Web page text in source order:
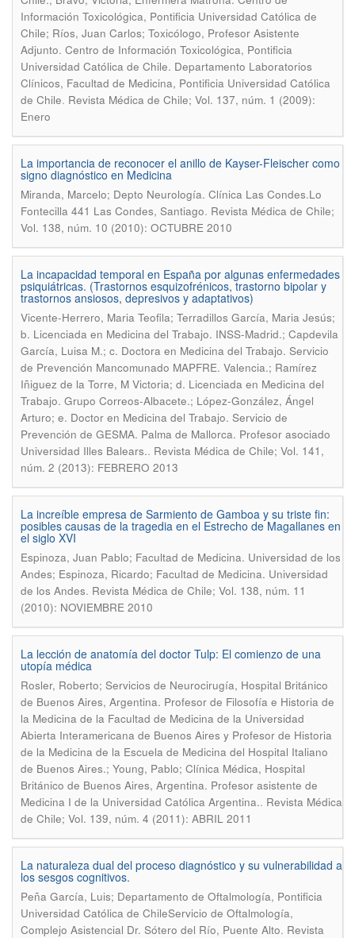
Información Toxicológica, Pontificia Universidad Católica de
Chile; Ríos, Juan Carlos; Toxicólogo, Profesor Asistente
Adjunto. Centro de Información Toxicológica, Pontificia
Universidad Católica de Chile. Departamento Laboratorios
Clínicos, Facultad de Medicina, Pontificia Universidad Católica
de Chile. Revista Médica de Chile; Vol. 137, núm. 1 (2009):
Enero
La importancia de reconocer el anillo de Kayser-Fleischer como
signo diagnóstico en Medicina
Miranda, Marcelo; Depto Neurología. Clínica Las Condes.Lo
Fontecilla 441 Las Condes, Santiago. Revista Médica de Chile;
Vol. 138, núm. 10 (2010): OCTUBRE 2010
La incapacidad temporal en España por algunas enfermedades
psiquiátricas. (Trastornos esquizofrénicos, trastorno bipolar y
trastornos ansiosos, depresivos y adaptativos)
Vicente-Herrero, Maria Teofila; Terradillos García, Maria Jesús;
b. Licenciada en Medicina del Trabajo. INSS-Madrid.; Capdevila
García, Luisa M.; c. Doctora en Medicina del Trabajo. Servicio
de Prevención Mancomunado MAPFRE. Valencia.; Ramírez
Iñiguez de la Torre, M Victoria; d. Licenciada en Medicina del
Trabajo. Grupo Correos-Albacete.; López-González, Ángel
Arturo; e. Doctor en Medicina del Trabajo. Servicio de
Prevención de GESMA. Palma de Mallorca. Profesor asociado
Universidad Illes Balears.. Revista Médica de Chile; Vol. 141,
núm. 2 (2013): FEBRERO 2013
La increíble empresa de Sarmiento de Gamboa y su triste fin:
posibles causas de la tragedia en el Estrecho de Magallanes en
el siglo XVI
Espinoza, Juan Pablo; Facultad de Medicina. Universidad de los
Andes; Espinoza, Ricardo; Facultad de Medicina. Universidad
de los Andes. Revista Médica de Chile; Vol. 138, núm. 11
(2010): NOVIEMBRE 2010
La lección de anatomía del doctor Tulp: El comienzo de una
utopía médica
Rosler, Roberto; Servicios de Neurocirugía, Hospital Británico
de Buenos Aires, Argentina. Profesor de Filosofía e Historia de
la Medicina de la Facultad de Medicina de la Universidad
Abierta Interamericana de Buenos Aires y Profesor de Historia
de la Medicina de la Escuela de Medicina del Hospital Italiano
de Buenos Aires.; Young, Pablo; Clínica Médica, Hospital
Británico de Buenos Aires, Argentina. Profesor asistente de
Medicina I de la Universidad Católica Argentina.. Revista Médica
de Chile; Vol. 139, núm. 4 (2011): ABRIL 2011
La naturaleza dual del proceso diagnóstico y su vulnerabilidad a
los sesgos cognitivos.
Peña García, Luis; Departamento de Oftalmología, Pontificia
Universidad Católica de ChileServicio de Oftalmología,
Complejo Asistencial Dr. Sótero del Río, Puente Alto. Revista